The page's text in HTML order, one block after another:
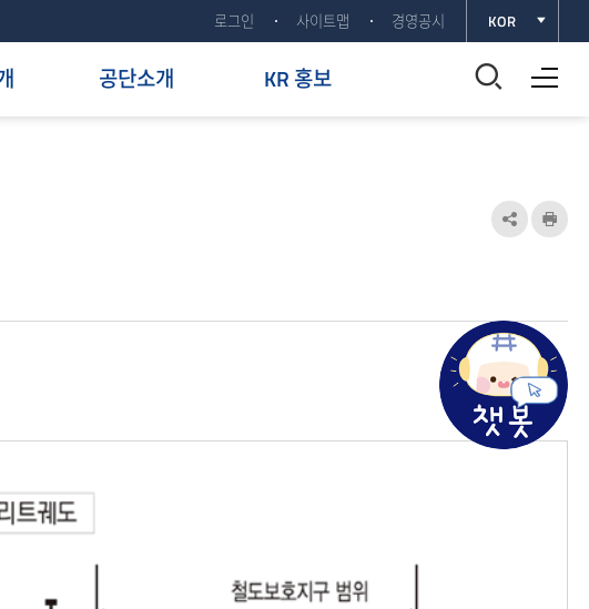
로그인 사이트맵 경영공시 KOR
공단소개 KR 홍보
통
색
열
기
전체메뉴 열기
공
기
열
기
인